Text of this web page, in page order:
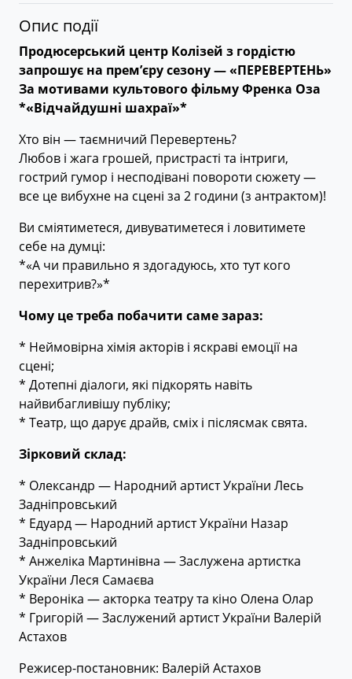
Опис події
Продюсерський центр Колізей з гордістю
запрошує на прем’єру сезону — «ПЕРЕВЕРТЕНЬ»
За мотивами культового фільму Френка Оза
*«Відчайдушні шахраї»*
Хто він — таємничий Перевертень?
Любов і жага грошей, пристрасті та інтриги,
гострий гумор і несподівані повороти сюжету —
все це вибухне на сцені за 2 години (з антрактом)!
Ви сміятиметеся, дивуватиметеся і ловитимете
себе на думці:
*«А чи правильно я здогадуюсь, хто тут кого
перехитрив?»*
Чому це треба побачити саме зараз:
* Неймовірна хімія акторів і яскраві емоції на
сцені;
* Дотепні діалоги, які підкорять навіть
найвибагливішу публіку;
* Театр, що дарує драйв, сміх і післясмак свята.
Зірковий склад:
* Олександр — Народний артист України Лесь
Задніпровський
* Едуард — Народний артист України Назар
Задніпровський
* Анжеліка Мартинівна — Заслужена артистка
України Леся Самаєва
* Вероніка — акторка театру та кіно Олена Олар
* Григорій — Заслужений артист України Валерій
Астахов
Режисер-постановник: Валерій Астахов